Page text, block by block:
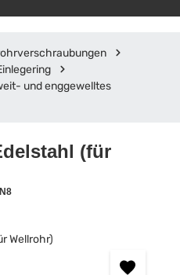
und enggewelltes
0 von 5 Sternen(für